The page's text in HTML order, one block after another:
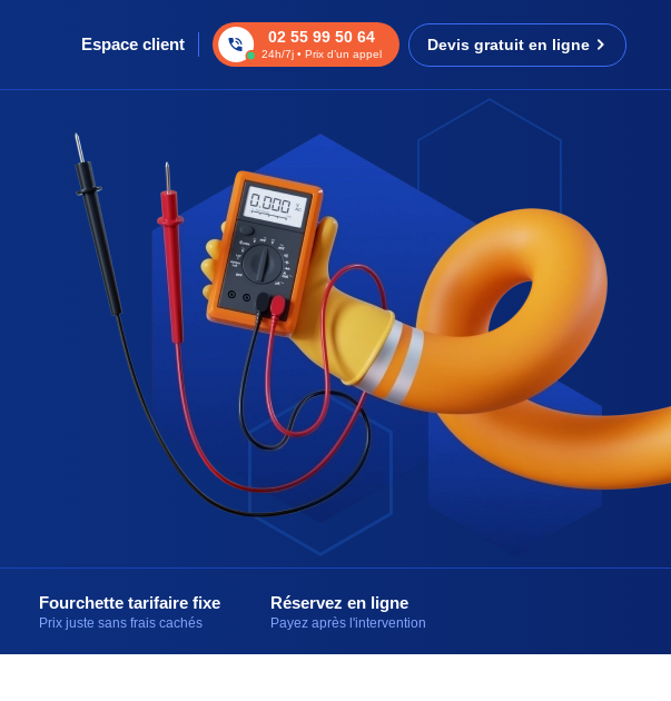
Espace client 02 55 99 50 64
24h/7j • Prix d’un appel
Devis gratuit en ligne
Fourchette tarifaire fixe
Prix juste sans frais cachés
Réservez en ligne
Payez après l'intervention